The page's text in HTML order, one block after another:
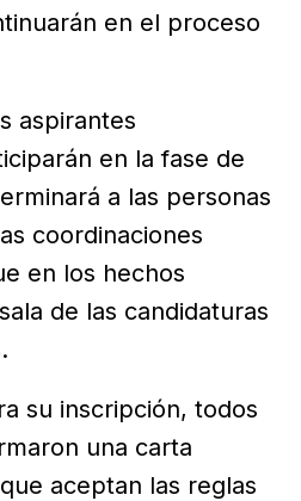
en el proceso
aspirantes
en la fase de
a las personas
coordinaciones
en los hechos
de las candidaturas
su inscripción, todos
una carta
aceptan las reglas